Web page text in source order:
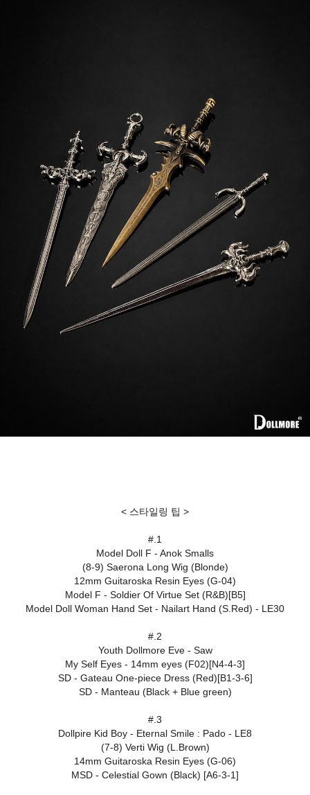
< 스타일링 팁 >
#.1
Model Doll F - Anok Smalls
(8-9) Saerona Long Wig (Blonde)
12mm Guitaroska Resin Eyes (G-04)
Model F - Soldier Of Virtue Set (R&B)[B5]
Model Doll Woman Hand Set - Nailart Hand (S.Red) - LE30
#.2
Youth Dollmore Eve - Saw
My Self Eyes - 14mm eyes (F02)[N4-4-3]
SD - Gateau One-piece Dress (Red)[B1-3-6]
SD - Manteau (Black + Blue green)
#.3
Dollpire Kid Boy - Eternal Smile : Pado - LE8
(7-8) Verti Wig (L.Brown)
14mm Guitaroska Resin Eyes (G-06)
MSD - Celestial Gown (Black) [A6-3-1]